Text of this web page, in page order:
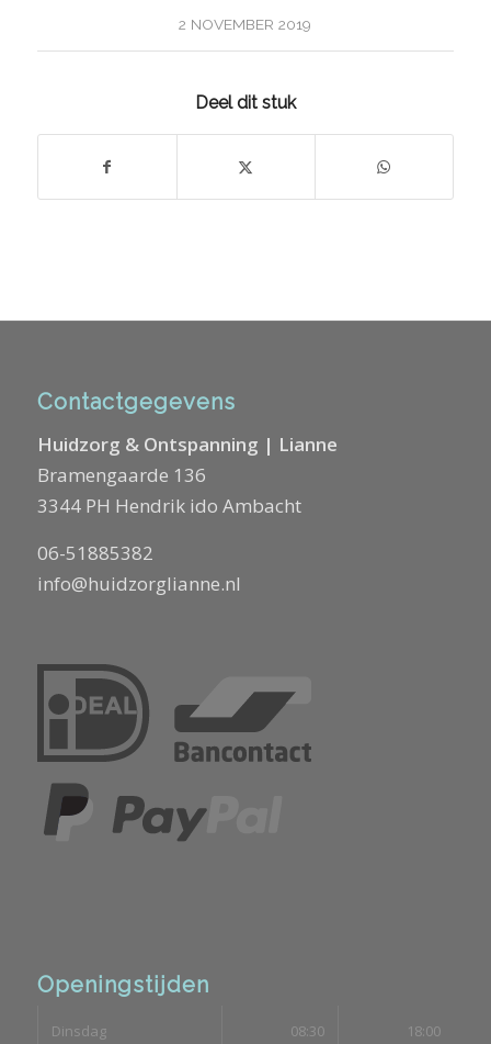
2 NOVEMBER 2019
Deel dit stuk
Contactgegevens
Huidzorg & Ontspanning | Lianne
Bramengaarde 136
3344 PH Hendrik ido Ambacht
06-51885382
info@huidzorglianne.nl
Openingstijden
Dinsdag 08:30 18:00